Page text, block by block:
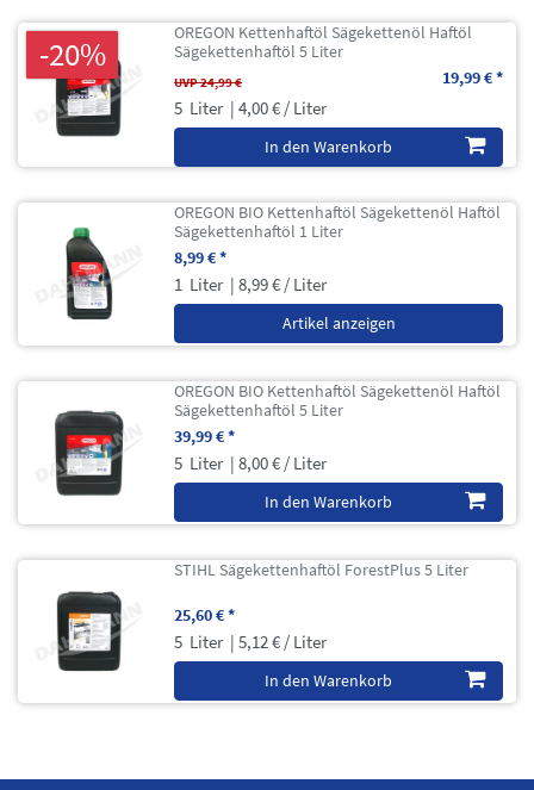
-20%
OREGON Kettenhaftöl Sägekettenöl Haftöl
Sägekettenhaftöl 5 Liter
UVP 24,99 € 19,99 € *
5 Liter | 4,00 € / Liter
In den Warenkorb
OREGON BIO Kettenhaftöl Sägekettenöl Haftöl
Sägekettenhaftöl 1 Liter
8,99 € *
1 Liter | 8,99 € / Liter
Artikel anzeigen
OREGON BIO Kettenhaftöl Sägekettenöl Haftöl
Sägekettenhaftöl 5 Liter
39,99 € *
5 Liter | 8,00 € / Liter
In den Warenkorb
STIHL Sägekettenhaftöl ForestPlus 5 Liter
25,60 € *
5 Liter | 5,12 € / Liter
In den Warenkorb